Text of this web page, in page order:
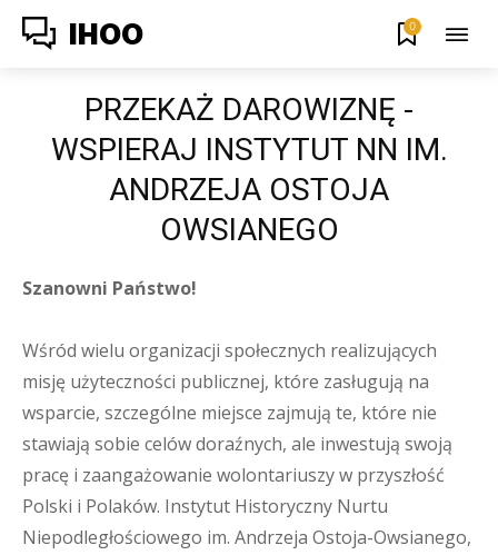
IHOO 0
PRZEKAŻ DAROWIZNĘ -
WSPIERAJ INSTYTUT NN IM.
ANDRZEJA OSTOJA
OWSIANEGO
Szanowni Państwo!
Wśród wielu organizacji społecznych realizujących
misję użyteczności publicznej, które zasługują na
wsparcie, szczególne miejsce zajmują te, które nie
stawiają sobie celów doraźnych, ale inwestują swoją
pracę i zaangażowanie wolontariuszy w przyszłość
Polski i Polaków. Instytut Historyczny Nurtu
Niepodległościowego im. Andrzeja Ostoja-Owsianego,